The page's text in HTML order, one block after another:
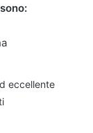
eccellente